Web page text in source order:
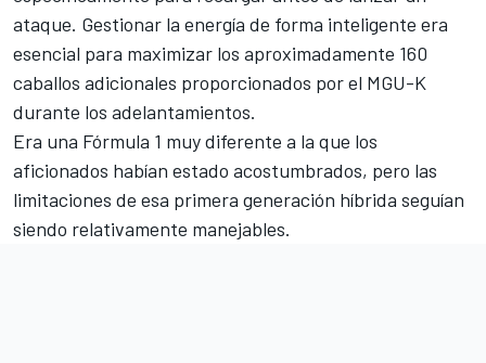
ataque. Gestionar la energía de forma inteligente era
esencial para maximizar los aproximadamente 160
caballos adicionales proporcionados por el MGU-K
durante los adelantamientos.
Era una Fórmula 1 muy diferente a la que los
aficionados habían estado acostumbrados, pero las
limitaciones de esa primera generación híbrida seguían
siendo relativamente manejables.